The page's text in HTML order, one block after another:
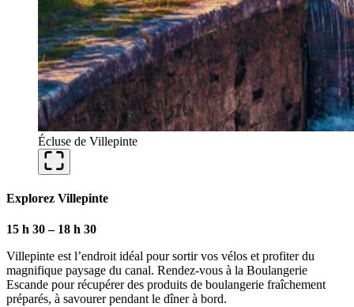
Écluse de Villepinte
Explorez Villepinte
15 h 30 – 18 h 30
Villepinte est l’endroit idéal pour sortir vos vélos et profiter du
magnifique paysage du canal. Rendez-vous à la Boulangerie
Escande pour récupérer des produits de boulangerie fraîchement
préparés, à savourer pendant le dîner à bord.